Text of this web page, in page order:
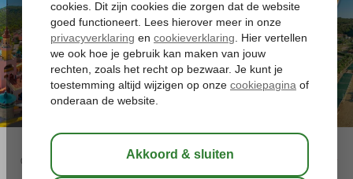
03:15